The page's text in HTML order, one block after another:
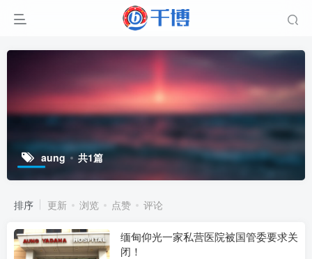
aung 共1篇
排序 更新 浏览 点赞 评论
缅甸仰光一家私营医院被国管委要求关
闭！